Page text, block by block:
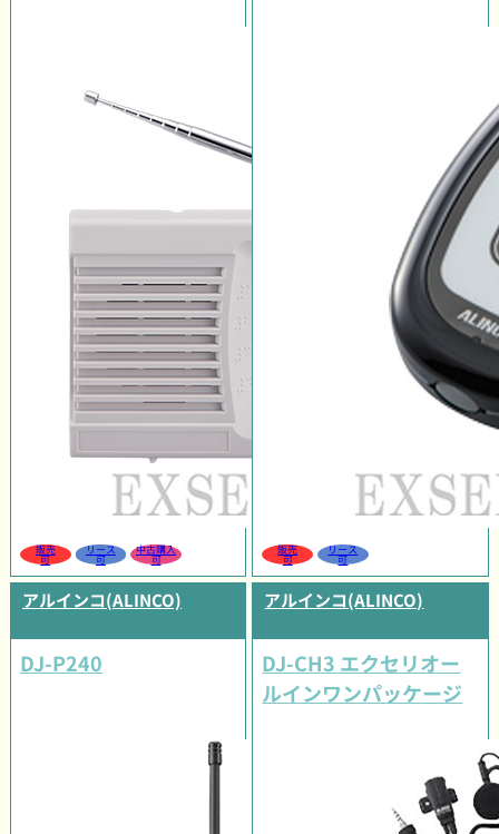
販売
可
リース
可
中古購入
可
販売
可
リース
可
アルインコ(ALINCO)
DJ-P240
アルインコ(ALINCO)
DJ-CH3 エクセリオー
ルインワンパッケージ